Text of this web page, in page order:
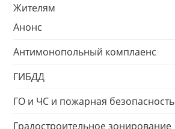
Жителям
Анонс
Антимонопольный комплаенс
ГИБДД
ГО и ЧС и пожарная безопасность
Градостроительное зонирование